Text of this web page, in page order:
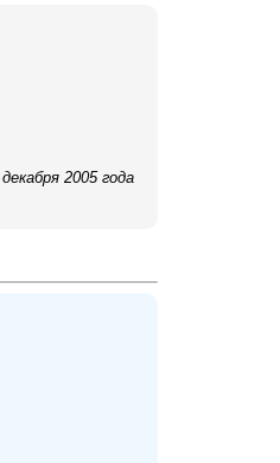
2005 года